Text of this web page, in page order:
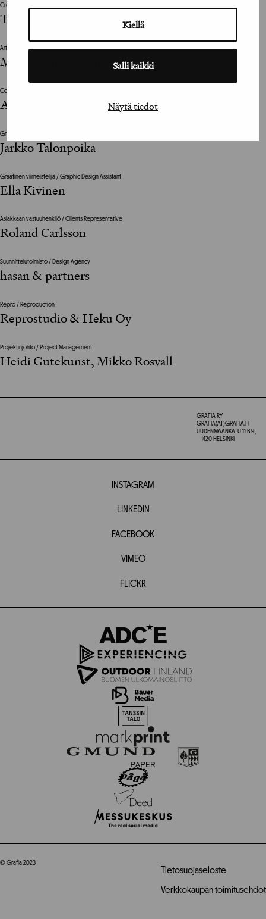
Kiellä
Salli kaikki
Näytä tiedot
Creative Director
Timo Everi
Art Director
Mikael Nemeschansky
Copywriter
Anssi Järvinen
Graafinen suunnittelija / Graphic Designer
Jarkko Talonpoika
Graafinen viimeistelijä / Graphic Design Assistant
Ella Kivinen
Asiakkaan vastuuhenkilö / Clients Representative
Roland Carlsson
Suunnittelutoimisto / Design Agency
hasan & partners
Repro / Reproduction
Reprostudio & Heku Oy
Projektinjohto / Project Management
Heidi Gutekunst, Mikko Rosvall
GRAFIA RY
GRAFIA(AT)GRAFIA.FI
UUDENMAANKATU 11 B 9,
00120 HELSINKI
INSTAGRAM
LINKEDIN
FACEBOOK
VIMEO
FLICKR
© Grafia 2023
Tietosuojaseloste
Verkkokaupan toimitusehdot